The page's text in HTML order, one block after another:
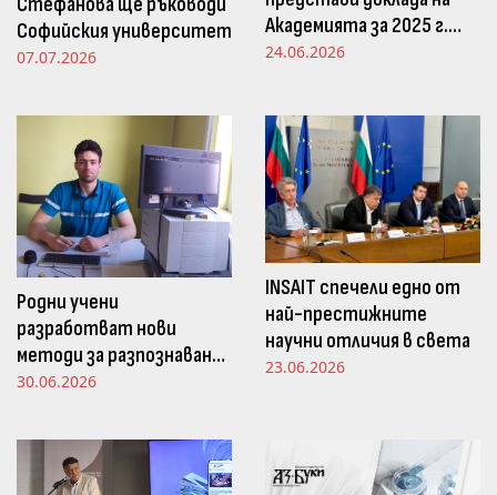
Софийския университет
07.07.2026
Академията за 2025 г.
пред Просветната
24.06.2026
Родни учени
разработват нови
методи за разпознаване
и следене на емоциите
погледа
30.06.2026
INSAIT спечели едно от
най-престижните
научни отличия в света
23.06.2026